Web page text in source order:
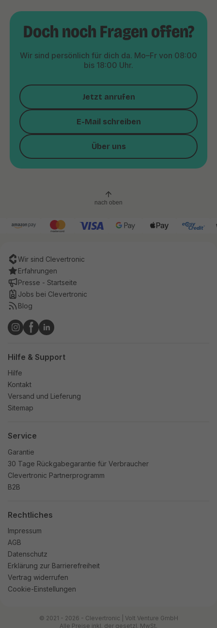
Doch noch Fragen offen?
Wir sind persönlich für dich da. Mo–Fr von 08:00
bis 18:00 Uhr.
Jetzt anrufen
E-Mail schreiben
Über uns
nach oben
Wir sind Clevertronic
Erfahrungen
Presse - Startseite
Jobs bei Clevertronic
Blog
Hilfe & Support
Hilfe
Kontakt
Versand und Lieferung
Sitemap
Service
Garantie
30 Tage Rückgabegarantie für Verbraucher
Clevertronic Partnerprogramm
B2B
Rechtliches
Impressum
AGB
Datenschutz
Erklärung zur Barrierefreiheit
Vertrag widerrufen
Cookie-Einstellungen
© 2021 - 2026 - Clevertronic | Volt Venture GmbH
Alle Preise inkl. der gesetzl. MwSt.